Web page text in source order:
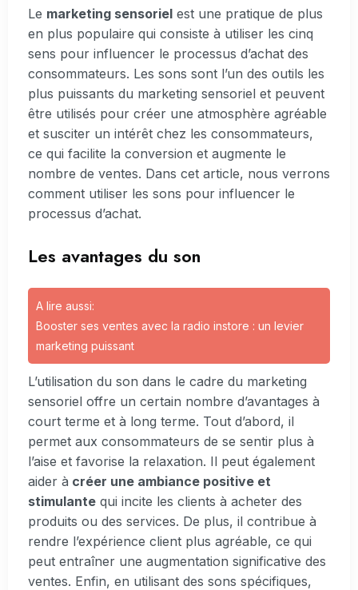
Le marketing sensoriel est une pratique de plus
en plus populaire qui consiste à utiliser les cinq
sens pour influencer le processus d’achat des
consommateurs. Les sons sont l’un des outils les
plus puissants du marketing sensoriel et peuvent
être utilisés pour créer une atmosphère agréable
et susciter un intérêt chez les consommateurs,
ce qui facilite la conversion et augmente le
nombre de ventes. Dans cet article, nous verrons
comment utiliser les sons pour influencer le
processus d’achat.
Les avantages du son
A lire aussi:
Booster ses ventes avec la radio instore : un levier
marketing puissant
L’utilisation du son dans le cadre du marketing
sensoriel offre un certain nombre d’avantages à
court terme et à long terme. Tout d’abord, il
permet aux consommateurs de se sentir plus à
l’aise et favorise la relaxation. Il peut également
aider à créer une ambiance positive et
stimulante qui incite les clients à acheter des
produits ou des services. De plus, il contribue à
rendre l’expérience client plus agréable, ce qui
peut entraîner une augmentation significative des
ventes. Enfin, en utilisant des sons spécifiques,